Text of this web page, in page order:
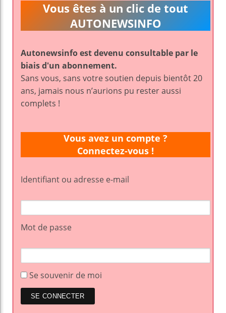
Vous êtes à un clic de tout
AUTONEWSINFO
Autonewsinfo est devenu consultable par le
biais d'un abonnement.
Sans vous, sans votre soutien depuis bientôt 20
ans, jamais nous n’aurions pu rester aussi
complets !
Vous avez un compte ?
Connectez-vous !
Identifiant ou adresse e-mail
Mot de passe
Se souvenir de moi